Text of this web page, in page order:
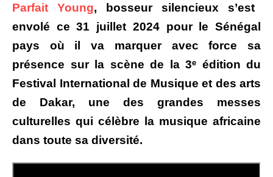
Parfait Young, bosseur silencieux s’est
envolé ce 31 juillet 2024 pour le Sénégal
pays où il va marquer avec force sa
présence sur la scène de la 3ᵉ édition du
Festival International de Musique et des arts
de Dakar, une des grandes messes
culturelles qui célèbre la musique africaine
dans toute sa diversité.